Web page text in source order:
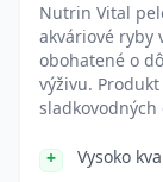
Nutrin Vital
akváriové ryby
obohatené o
výživu.
Vysoko